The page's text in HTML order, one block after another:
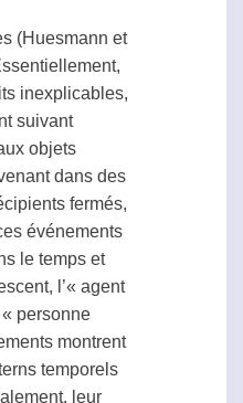
(Huesmann et
inexplicables,
suivant
objets
dans des
fermés,
événements
le temps et
l’« agent
personne
montrent
temporels
leur